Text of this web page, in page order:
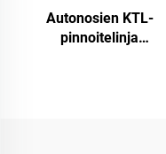
Autonosien KTL-
pinnoitelinja